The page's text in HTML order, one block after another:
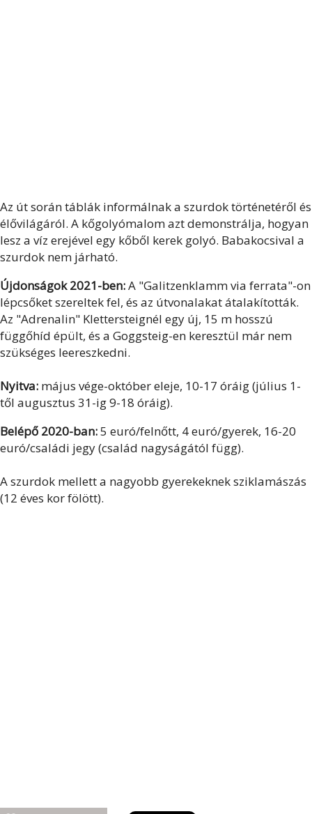
Az út során táblák informálnak a szurdok történetéről és
élővilágáról. A kőgolyómalom azt demonstrálja, hogyan
lesz a víz erejével egy kőből kerek golyó. Babakocsival a
szurdok nem járható.
Újdonságok 2021-ben:A "Galitzenklamm via ferrata"-on
lépcsőket szereltek fel, és az útvonalakat átalakították.
Az "Adrenalin" Klettersteignél egy új, 15 m hosszú
függőhíd épült, és a Goggsteig-en keresztül már nem
szükséges leereszkedni.
Nyitva: május vége-október eleje, 10-17 óráig (július 1-
től augusztus 31-ig 9-18 óráig).
Belépő 2020-ban:5 euró/felnőtt, 4 euró/gyerek, 16-20
euró/családi jegy (család nagyságától függ).
A szurdok mellett a nagyobb gyerekeknek sziklamászás
(12 éves kor fölött).